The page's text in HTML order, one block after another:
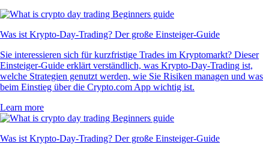
Was ist Krypto-Day-Trading? Der große Einsteiger-Guide
Sie interessieren sich für kurzfristige Trades im Kryptomarkt? Dieser
Einsteiger-Guide erklärt verständlich, was Krypto-Day-Trading ist,
welche Strategien genutzt werden, wie Sie Risiken managen und was
beim Einstieg über die Crypto.com App wichtig ist.
Learn more
Was ist Krypto-Day-Trading? Der große Einsteiger-Guide